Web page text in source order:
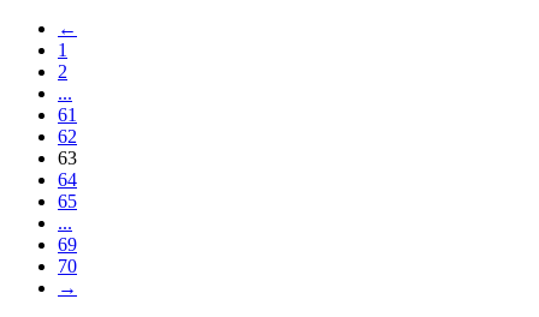
←
1
2
...
61
62
63
64
65
...
69
70
→